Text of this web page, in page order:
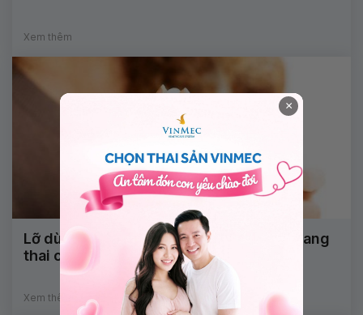
Xem thêm
Lỡ dùng thuốc tránh thai khẩn cấp khi mang
thai có sao không?
Xem thêm
×